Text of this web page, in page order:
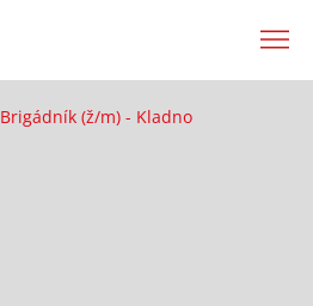
Brigádník (ž/m) - Kladno